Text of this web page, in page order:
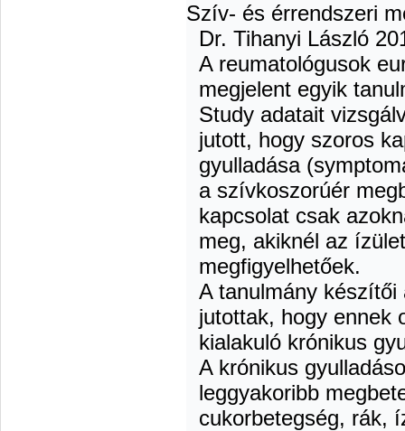
Szív- és érrendszeri
Dr. Tihanyi László
A reumatológusok
megjelent egyik
Study adatait
jutott, hogy szoros
gyulladása
a szívkoszorúér
kapcsolat csak
meg, akiknél az
megfigyelhetőek.
A tanulmány
jutottak, hogy ennek
kialakuló krónikus
A krónikus
leggyakoribb
cukorbetegség, rák,